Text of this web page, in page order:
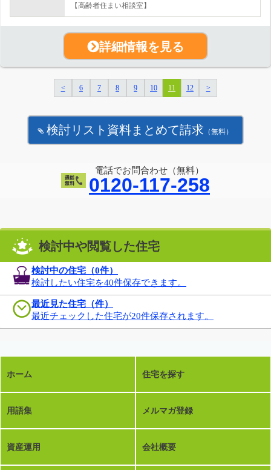
【高齢者住まい相談室】
詳細情報を見る
< 6 7 8 9 10 11 12 >
検討リスト資料まとめて請求 （無料）
電話でお問合わせ（無料）
0120-117-258
検討中や閲覧した住宅
検討中の住宅（0件）
検討したい住宅を40件保存できます。
最近見た住宅（件）
最近チェックした住宅が20件保存されます。
ホーム 住宅を探す
用語集 メルマガ登録
資産運用 会社概要